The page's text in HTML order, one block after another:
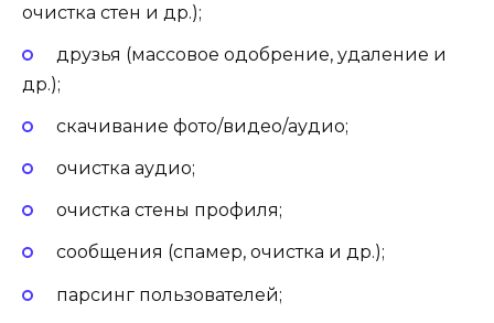
очистка стен и др.);
друзья (массовое одобрение, удаление и
др.);
скачивание фото/видео/аудио;
очистка аудио;
очистка стены профиля;
сообщения (спамер, очистка и др.);
парсинг пользователей;